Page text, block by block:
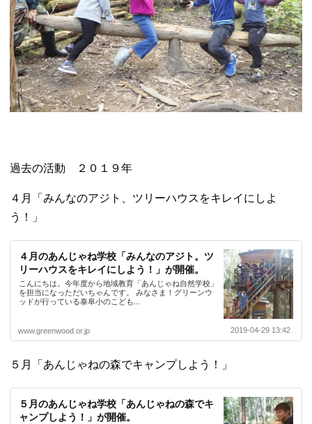
過去の活動 ２０１９年
４月「みんなのアジト、ツリーハウスをキレイにしよ
う！」
４月のあんじゃね学校「みんなのアジト。ツ
リーハウスをキレイにしよう！」が開催。
こんにちは。今年度から地域教育「あんじゃね自然学校」
を担当になっただいちゃんです。 みなさま！グリーンウ
ッドが行っている泰阜小のこども...
www.greenwood.or.jp 2019-04-29 13:42
５月「あんじゃねの森でキャンプしよう！」
５月のあんじゃね学校「あんじゃねの森でキ
ャンプしよう！」が開催。